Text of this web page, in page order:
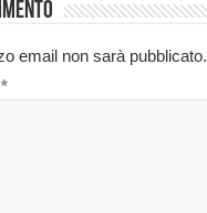
email non sarà pubblicato.
*